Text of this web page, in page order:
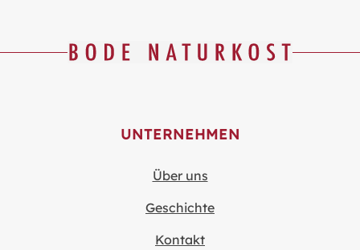
UNTERNEHMEN
Über uns
Geschichte
Kontakt